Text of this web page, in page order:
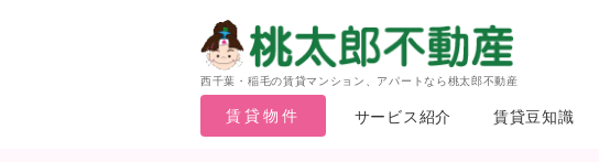
西千葉・稲毛の賃貸マンション、アパートなら桃太郎不動産
賃貸物件
サービス紹介 賃貸豆知識